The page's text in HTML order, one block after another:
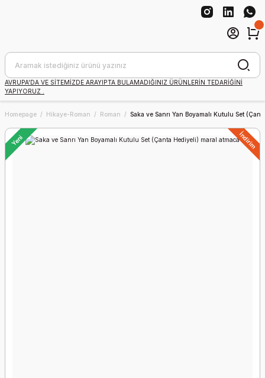
AVRUPA'DA VE SİTEMİZDE ARAYIPTA BULAMADIĞINIZ ÜRÜNLERİN TEDARİĞİNİ
YAPIYORUZ .
Homepage Hikaye-Roman Roman Saka ve Sanrı Yan Boyamalı Kutulu Set
Yeni İndirim